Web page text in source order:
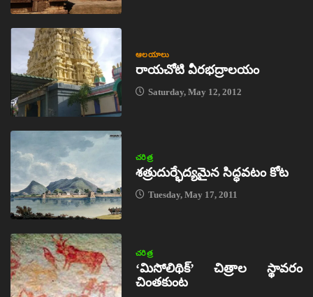
ఆలయాలు
రాయచోటి వీరభద్రాలయం
Saturday, May 12, 2012
చరిత్ర
శత్రుదుర్భేద్యమైన సిద్ధవటం కోట
Tuesday, May 17, 2011
చరిత్ర
‘మిసోలిథిక్‌’ చిత్రాల స్థావరం
చింతకుంట